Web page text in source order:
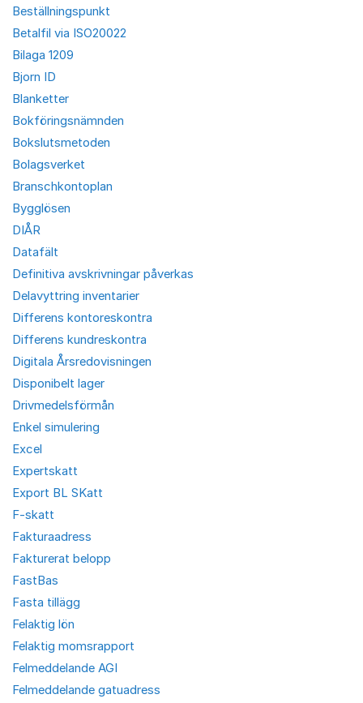
Beställningspunkt
Betalfil via ISO20022
Bilaga 1209
Bjorn ID
Blanketter
Bokföringsnämnden
Bokslutsmetoden
Bolagsverket
Branschkontoplan
Bygglösen
DIÅR
Datafält
Definitiva avskrivningar påverkas
Delavyttring inventarier
Differens kontoreskontra
Differens kundreskontra
Digitala Årsredovisningen
Disponibelt lager
Drivmedelsförmån
Enkel simulering
Excel
Expertskatt
Export BL SKatt
F-skatt
Fakturaadress
Fakturerat belopp
FastBas
Fasta tillägg
Felaktig lön
Felaktig momsrapport
Felmeddelande AGI
Felmeddelande gatuadress